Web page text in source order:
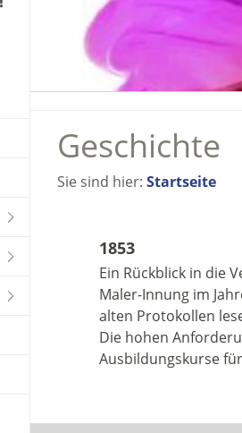
Geschichte
Sie sind hier: Startseite
1853
Ein Rückblick in die
Maler-Innung im
alten Protokollen
Die hohen
Ausbildungskurse